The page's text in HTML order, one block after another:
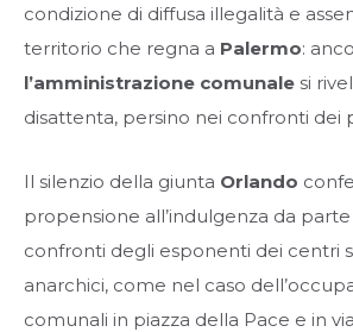
condizione di diffusa illegalità e
territorio che regna a Palermo:
l’amministrazione comunale si
disattenta, persino nei confronti dei
Il silenzio della giunta Orlando
propensione all’indulgenza da
confronti degli esponenti dei centri
anarchici, come nel caso
comunali in piazza della Pace e in